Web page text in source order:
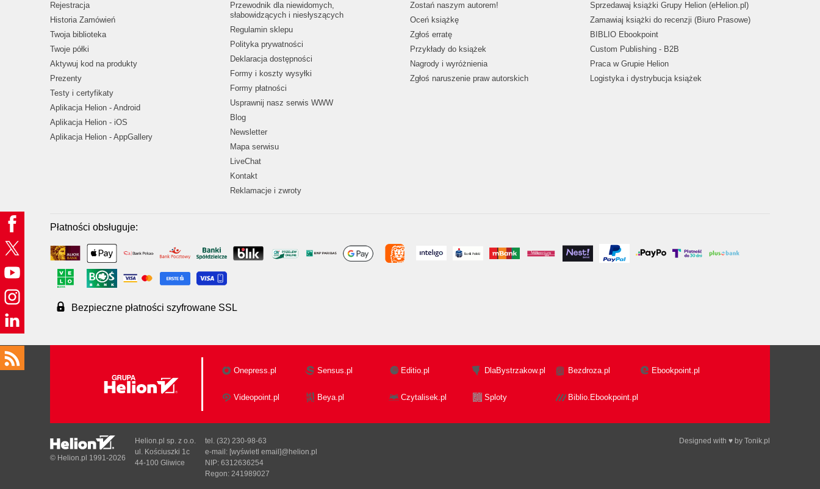
Rejestracja
Historia Zamówień
Twoja biblioteka
Twoje półki
Aktywuj kod na produkty
Prezenty
Testy i certyfikaty
Aplikacja Helion - Android
Aplikacja Helion - iOS
Aplikacja Helion - AppGallery
Przewodnik dla niewidomych,
słabowidzących i niesłyszących
Regulamin sklepu
Polityka prywatności
Deklaracja dostępności
Formy i koszty wysyłki
Formy płatności
Usprawnij nasz serwis WWW
Blog
Newsletter
Mapa serwisu
LiveChat
Kontakt
Reklamacje i zwroty
Zostań naszym autorem!
Oceń książkę
Zgłoś erratę
Przykłady do książek
Nagrody i wyróżnienia
Zgłoś naruszenie praw autorskich
Sprzedawaj książki Grupy Helion (eHelion.pl)
Zamawiaj książki do recenzji (Biuro Prasowe)
BIBLIO Ebookpoint
Custom Publishing - B2B
Praca w Grupie Helion
Logistyka i dystrybucja książek
Płatności obsługuje:
Bezpieczne płatności szyfrowane SSL
Onepress.pl Sensus.pl Editio.pl DlaBystrzakow.pl Bezdroza.pl Ebookpoint.pl
Videopoint.pl Beya.pl Czytalisek.pl Sploty Biblio.Ebookpoint.pl
Designed with ♥ by Tonik.pl
© Helion.pl 1991-2026
Helion.pl sp. z o.o.
ul. Kościuszki 1c
44-100 Gliwice
tel. (32) 230-98-63
e-mail: [wyświetl email]@helion.pl
NIP: 6312636254
Regon: 241989027